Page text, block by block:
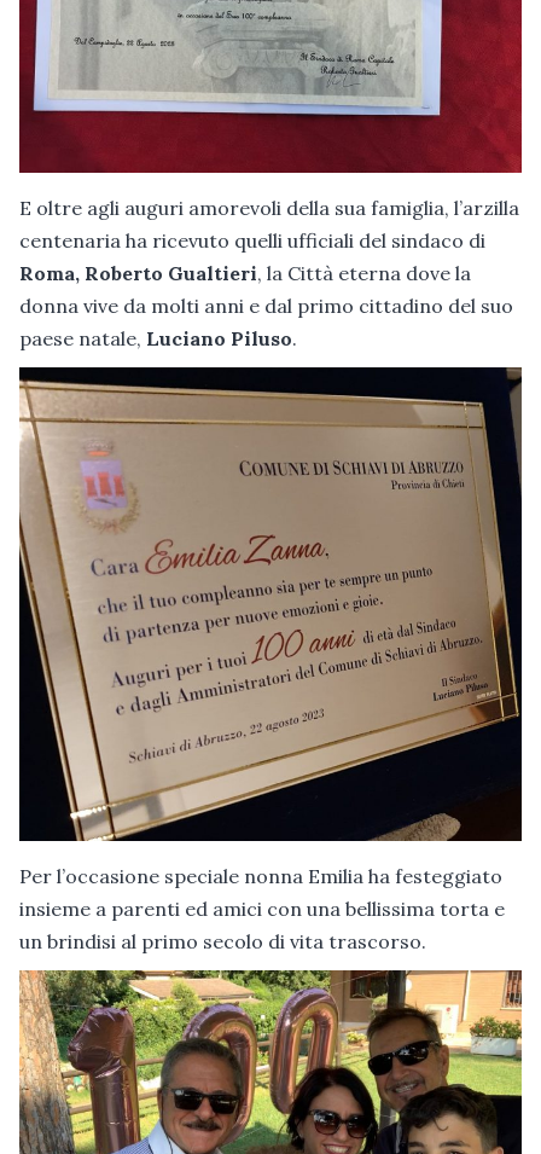
E oltre agli auguri amorevoli della sua famiglia, l’arzilla
centenaria ha ricevuto quelli ufficiali del sindaco di
Roma, Roberto Gualtieri, la Città eterna dove la
donna vive da molti anni e dal primo cittadino del suo
paese natale, Luciano Piluso.
Per l’occasione speciale nonna Emilia ha festeggiato
insieme a parenti ed amici con una bellissima torta e
un brindisi al primo secolo di vita trascorso.